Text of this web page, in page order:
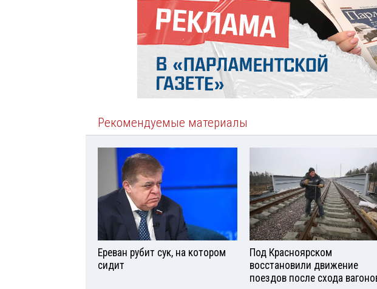
Рекомендуемые материалы
Ереван рубит сук, на котором
сидит
Под Красноярском
восстановили движение
поездов после схода